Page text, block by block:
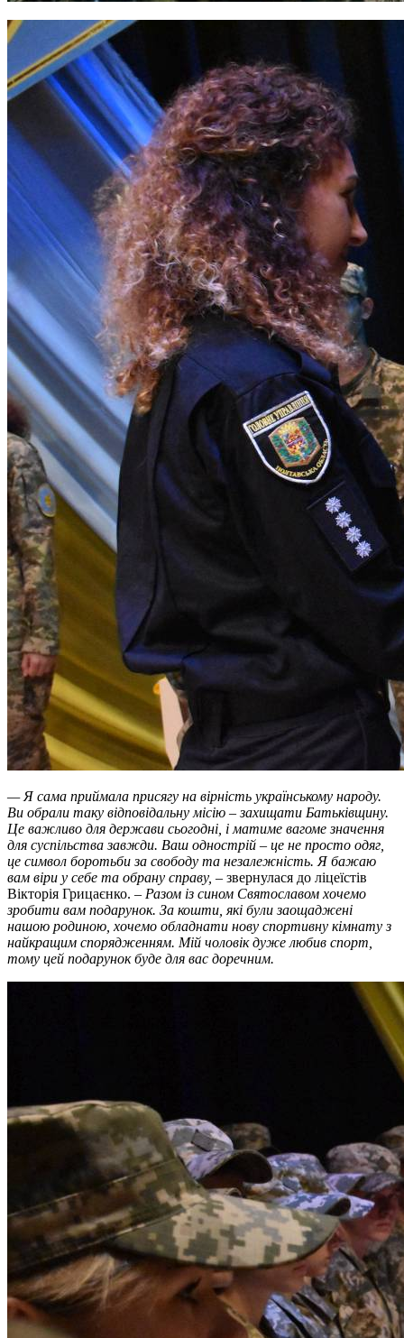
— Я сама приймала присягу на вірність українському народу.
Ви обрали таку відповідальну місію – захищати Батьківщину.
Це важливо для держави сьогодні, і матиме вагоме значення
для суспільства завжди. Ваш однострій – це не просто одяг,
це символ боротьби за свободу та незалежність. Я бажаю
вам віри у себе та обрану справу, – звернулася до ліцеїстів
Вікторія Грицаєнко. – Разом із сином Святославом хочемо
зробити вам подарунок. За кошти, які були заощаджені
нашою родиною, хочемо обладнати нову спортивну кімнату з
найкращим спорядженням. Мій чоловік дуже любив спорт,
тому цей подарунок буде для вас доречним.